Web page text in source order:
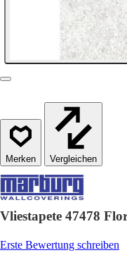
Vergleichen
Vliestapete 47478
Erste Bewertung schreiben